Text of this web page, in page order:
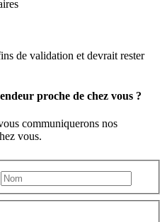
de validation et devrait rester
proche de chez vous ?
communiquerons nos
vous.
Prénom